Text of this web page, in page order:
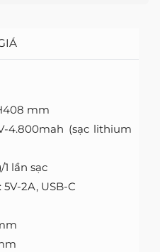
mm
4.800mah (sạc lithium
lần sạc
2A, USB-C